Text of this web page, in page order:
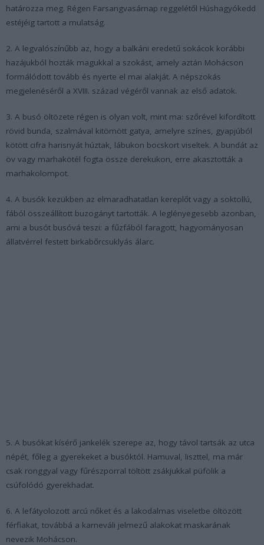
határozza meg. Régen Farsangvasárnap reggelétől Húshagyókedd
estéjéig tartott a mulatság.
2. A legvalószínűbb az, hogy a balkáni eredetű sokácok korábbi
hazájukból hozták magukkal a szokást, amely aztán Mohácson
formálódott tovább és nyerte el mai alakját. A népszokás
megjelenéséről a XVIII. század végéről vannak az első adatok.
3. A busó öltözete régen is olyan volt, mint ma: szőrével kifordított
rövid bunda, szalmával kitömött gatya, amelyre színes, gyapjúból
kötött cifra harisnyát húztak, lábukon bocskort viseltek. A bundát az
öv vagy marhakötél fogta össze derekukon, erre akasztották a
marhakolompot.
4. A busók kezükben az elmaradhatatlan kereplőt vagy a soktollú,
fából összeállított buzogányt tartották. A leglényegesebb azonban,
ami a busót busóvá teszi: a fűzfából faragott, hagyományosan
állatvérrel festett birkabőrcsuklyás álarc.
5. A busókat kísérő jankelék szerepe az, hogy távol tartsák az utca
népét, főleg a gyerekeket a busóktól. Hamuval, liszttel, ma már
csak ronggyal vagy fűrészporral töltött zsákjukkal püfölik a
csúfolódó gyerekhadat.
6. A lefátyolozott arcú nőket és a lakodalmas viseletbe öltözött
férfiakat, továbbá a karneváli jelmezű alakokat maskarának
nevezik Mohácson.